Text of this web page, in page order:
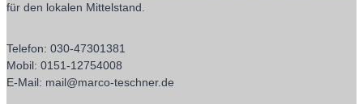
für den lokalen Mittelstand.
Telefon: 030-47301381
Mobil: 0151-12754008
E-Mail: mail@marco-teschner.de